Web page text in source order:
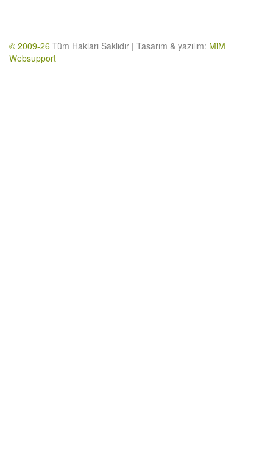
© 2009-26 Tüm Hakları Saklıdır | Tasarım & yazılım: MiM
Websupport